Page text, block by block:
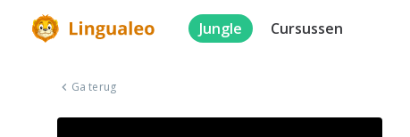
Jungle Cursussen
Ga terug